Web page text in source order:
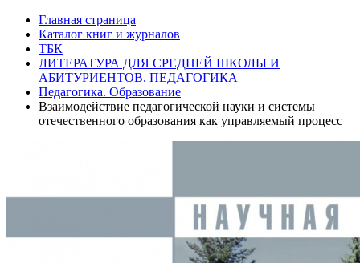
Главная страница
Каталог книг и журналов
ТБК
ЛИТЕРАТУРА ДЛЯ СРЕДНЕЙ ШКОЛЫ И
АБИТУРИЕНТОВ. ПЕДАГОГИКА
Педагогика. Образование
Взаимодействие педагогической науки и системы
отечественного образования как управляемый процесс